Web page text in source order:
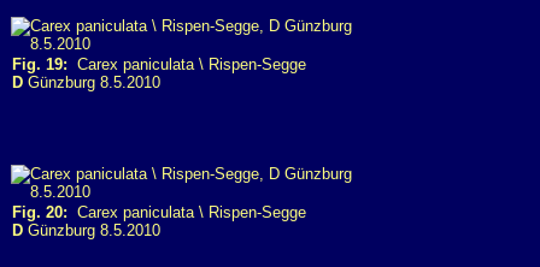
Fig. 19: Carex paniculata \ Rispen-Segge
D Günzburg 8.5.2010
Fig. 20: Carex paniculata \ Rispen-Segge
D Günzburg 8.5.2010